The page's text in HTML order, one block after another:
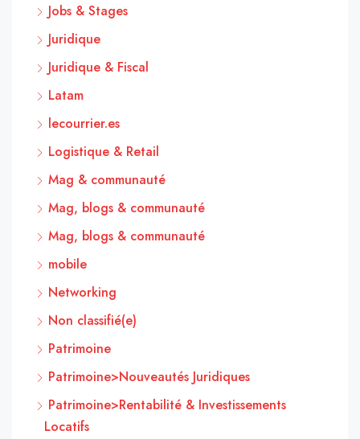
Jobs & Stages
Juridique
Juridique & Fiscal
Latam
lecourrier.es
Logistique & Retail
Mag & communauté
Mag, blogs & communauté
Mag, blogs & communauté
mobile
Networking
Non classifié(e)
Patrimoine
Patrimoine>Nouveautés Juridiques
Patrimoine>Rentabilité & Investissements
Locatifs